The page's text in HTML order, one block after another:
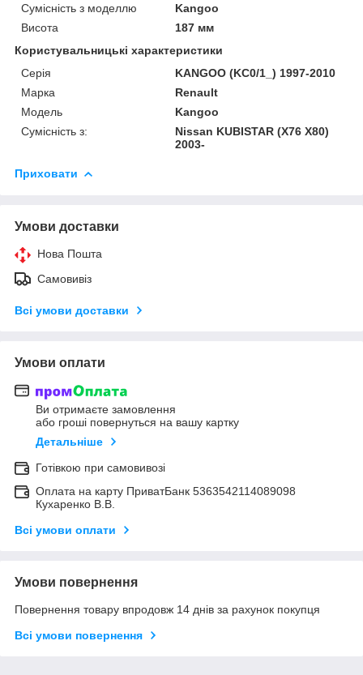
Сумісність з моделлю
Kangoo
Висота
187 мм
Користувальницькі характеристики
Серія
KANGOO (KC0/1_) 1997-2010
Марка
Renault
Модель
Kangoo
Сумісність з:
Nissan KUBISTAR (X76 X80)
2003-
Приховати
Умови доставки
Нова Пошта
Самовивіз
Всі умови доставки
Умови оплати
Ви отримаєте замовлення
або гроші повернуться на вашу картку
Детальніше
Готівкою при самовивозі
Оплата на карту ПриватБанк 5363542114089098
Кухаренко В.В.
Всі умови оплати
Умови повернення
Повернення товару впродовж 14 днів за рахунок покупця
Всі умови повернення